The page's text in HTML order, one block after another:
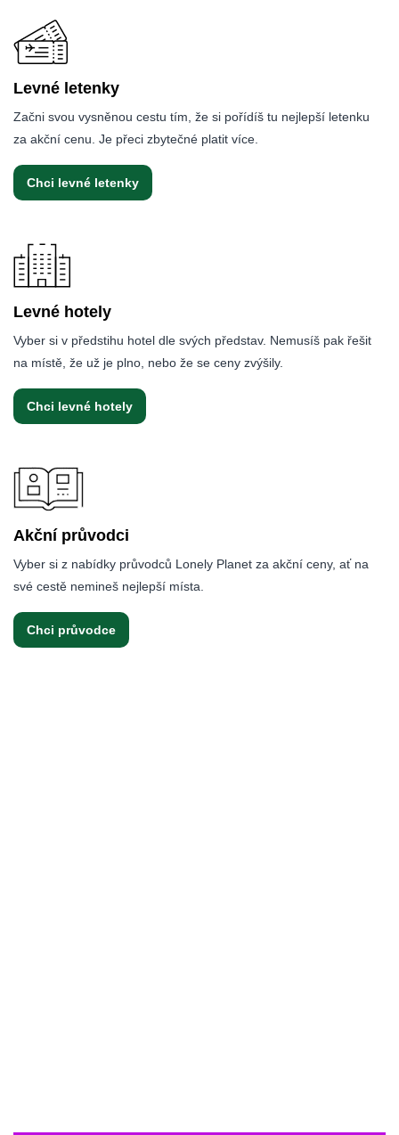
Levné letenky
Začni svou vysněnou cestu tím, že si pořídíš tu nejlepší letenku
za akční cenu. Je přeci zbytečné platit více.
Chci levné letenky
Levné hotely
Vyber si v předstihu hotel dle svých představ. Nemusíš pak řešit
na místě, že už je plno, nebo že se ceny zvýšily.
Chci levné hotely
Akční průvodci
Vyber si z nabídky průvodců Lonely Planet za akční ceny, ať na
své cestě nemineš nejlepší místa.
Chci průvodce